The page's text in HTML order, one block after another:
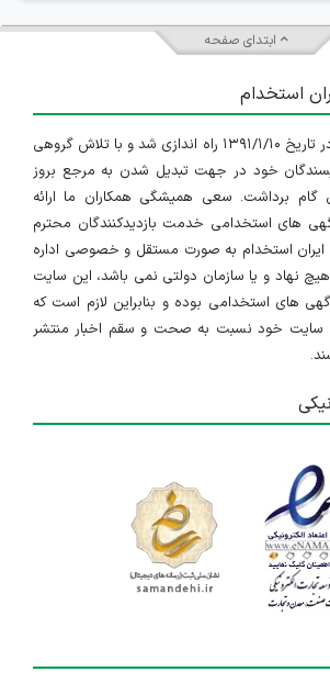
ابتدای صفحه
استخدام
سایت ایران استخدام در تاریخ ۱۳۹۱/۱/۱۰ راه اندازی شد و با تلاش گروهی
خود در جهت تبدیل شدن به مرجع بروز
برداشت. سعی همیشگی همکاران ما ارائه
های استخدامی خدمت بازدیدکنندگان محترم
استخدام به صورت مستقل و خصوصی اداره
نهاد و یا سازمان دولتی نمی باشد، این سایت
های استخدامی بوده و بنابراین لازم است که
سایت خود نسبت به صحت و سقم اخبار منتشر